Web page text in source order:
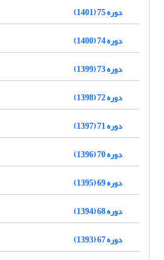
دوره 75 (1401)
دوره 74 (1400)
دوره 73 (1399)
دوره 72 (1398)
دوره 71 (1397)
دوره 70 (1396)
دوره 69 (1395)
دوره 68 (1394)
دوره 67 (1393)